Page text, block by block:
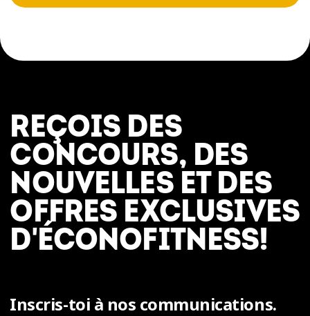
REÇOIS DES
CONCOURS, DES
NOUVELLES ET DES
OFFRES EXCLUSIVES
D'ÉCONOFITNESS!
Inscris-toi à nos communications.